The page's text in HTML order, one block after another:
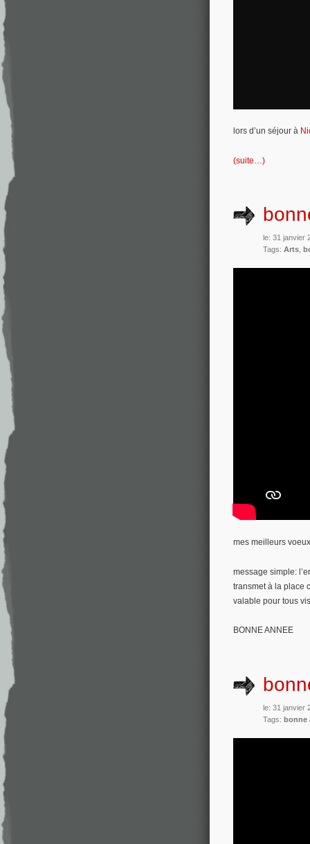
lors d’un séjour à
(suite…)
le: 31 janvier
Tags: Arts,
mes meilleurs
message simple:
transmet à la place
valable pour tous
BONNE ANNEE
le: 31 janvier
Tags: bonne